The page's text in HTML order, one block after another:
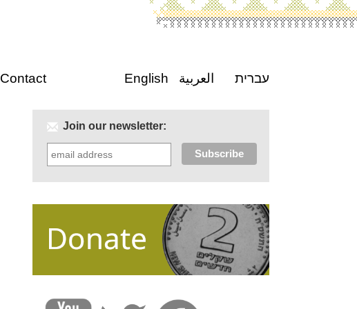
Contact English العربية עברית
Join our newsletter: